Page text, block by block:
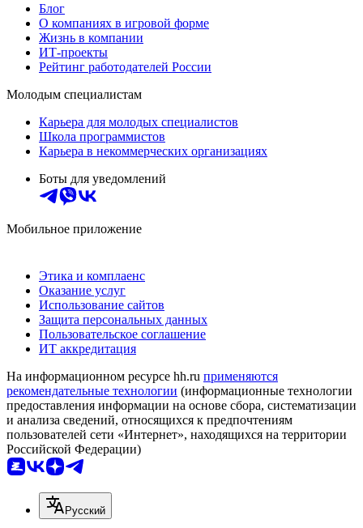
Блог
О компаниях в игровой форме
Жизнь в компании
ИТ-проекты
Рейтинг работодателей России
Молодым специалистам
Карьера для молодых специалистов
Школа программистов
Карьера в некоммерческих организациях
Боты для уведомлений
Мобильное приложение
Этика и комплаенс
Оказание услуг
Использование сайтов
Защита персональных данных
Пользовательское соглашение
ИТ аккредитация
На информационном ресурсе hh.ru применяются
рекомендательные технологии (информационные технологии
предоставления информации на основе сбора, систематизации
и анализа сведений, относящихся к предпочтениям
пользователей сети «Интернет», находящихся на территории
Российской Федерации)
Русский